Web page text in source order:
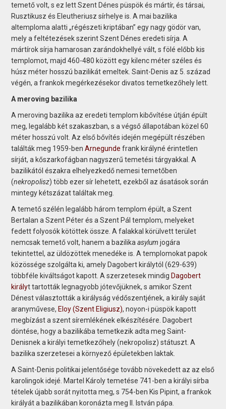
temető volt, s ez lett Szent Dénes püspök és mártír, és társai,
Rusztikusz és Eleutheriusz sírhelye is. A mai bazilika
altemploma alatti „régészeti kriptában” egy nagy gödör van,
mely a feltétezések szerint Szent Dénes eredeti sírja. A
mártírok sírja hamarosan zarándokhellyé vált, s fölé előbb kis
templomot, majd 460-480 között egy kilenc méter széles és
húsz méter hosszú bazilikát emeltek. Saint-Denis az 5. század
végén, a frankok megérkezésekor divatos temetkezőhely lett.
A meroving bazilika
A meroving bazilika az eredeti templom kibővítése útján épült
meg, legalább két szakaszban, s a végső állapotában közel 60
méter hosszú volt. Az első bővítés idején megépült részében
találták meg 1959-benArnegunde frank királyné érintetlen
sírját, a kőszarkofágban nagyszerű temetési tárgyakkal. A
bazilikától északra elhelyezkedő nemesi temetőben
(nekropolisz) több ezer sír lehetett, ezekből az ásatások során
mintegy kétszázat találtak meg.
A temető szélén legalább három templom épült, a Szent
Bertalan a Szent Péter és a Szent Pál templom, melyeket
fedett folyosók kötöttek össze. A falakkal körülvett terület
nemcsak temető volt, hanem a bazilikaasylum jogára
tekintettel, az üldözöttek menedéke is. A templomokat papok
közössége szolgálta ki, amely Dagobert királytól (629-639)
többféle kiváltságot kapott. A szerzetesek mindig Dagobert
királyt tartották legnagyobb jótevőjüknek, s amikor Szent
Dénest választották a királyság védőszentjének, a király saját
aranyművese, Eloy (Szent Eligiusz), noyon-i püspök kapott
megbízást a szent síremlékének elkészítésére. Dagobert
döntése, hogy a bazilikába temetkezik adta meg Saint-
Denisnek a királyi temetkezőhely (nekropolisz) státuszt. A
bazilika szerzetesei a környező épületekben laktak.
A Saint-Denis politikai jelentősége tovább növekedett az az első
karolingok idejé. Martel Károly temetése 741-ben a királyi sírba
tételek újabb sorát nyitotta meg, s 754-ben Kis Pipint, a frankok
királyát a bazilikában koronázta meg II. István pápa.